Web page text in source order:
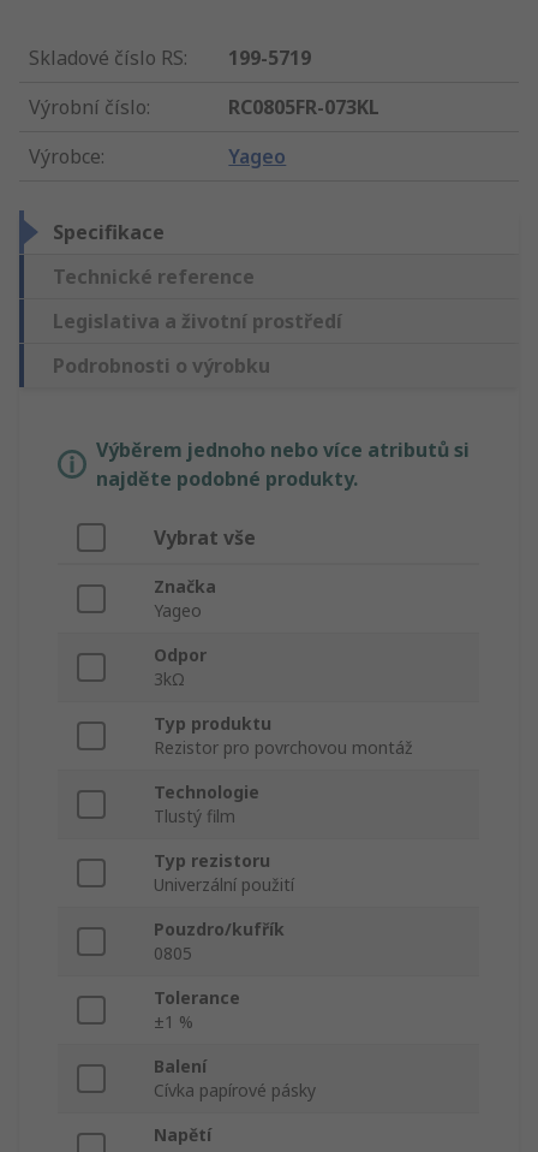
Skladové číslo RS:
199-5719
Výrobní číslo:
RC0805FR-073KL
Výrobce: Yageo
Specifikace
Technické reference
Legislativa a životní prostředí
Podrobnosti o výrobku
Výběrem jednoho nebo více atributů si
najděte podobné produkty.
Vybrat vše
Značka
Yageo
Odpor
3kΩ
Typ produktu
Rezistor pro povrchovou montáž
Technologie
Tlustý film
Typ rezistoru
Univerzální použití
Pouzdro/kufřík
0805
Tolerance
±1 %
Balení
Cívka papírové pásky
Napětí